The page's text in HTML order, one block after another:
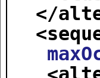
</